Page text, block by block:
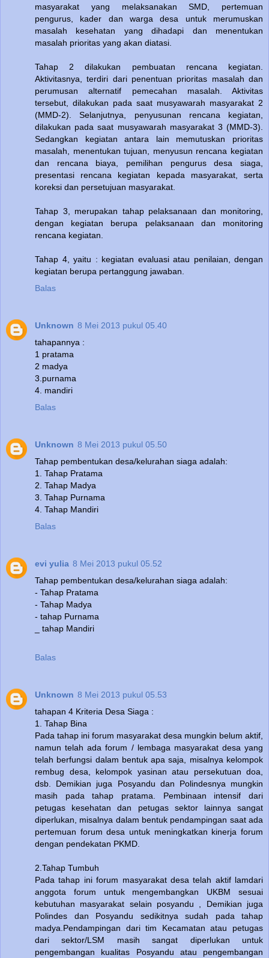
masyarakat yang melaksanakan SMD, pertemuan
pengurus, kader dan warga desa untuk merumuskan
masalah kesehatan yang dihadapi dan menentukan
masalah prioritas yang akan diatasi.
Tahap 2 dilakukan pembuatan rencana kegiatan.
Aktivitasnya, terdiri dari penentuan prioritas masalah dan
perumusan alternatif pemecahan masalah. Aktivitas
tersebut, dilakukan pada saat musyawarah masyarakat 2
(MMD-2). Selanjutnya, penyusunan rencana kegiatan,
dilakukan pada saat musyawarah masyarakat 3 (MMD-3).
Sedangkan kegiatan antara lain memutuskan prioritas
masalah, menentukan tujuan, menyusun rencana kegiatan
dan rencana biaya, pemilihan pengurus desa siaga,
presentasi rencana kegiatan kepada masyarakat, serta
koreksi dan persetujuan masyarakat.
Tahap 3, merupakan tahap pelaksanaan dan monitoring,
dengan kegiatan berupa pelaksanaan dan monitoring
rencana kegiatan.
Tahap 4, yaitu : kegiatan evaluasi atau penilaian, dengan
kegiatan berupa pertanggung jawaban.
Balas
Unknown 8 Mei 2013 pukul 05.40
tahapannya :
1 pratama
2 madya
3.purnama
4. mandiri
Balas
Unknown 8 Mei 2013 pukul 05.50
Tahap pembentukan desa/kelurahan siaga adalah:
1. Tahap Pratama
2. Tahap Madya
3. Tahap Purnama
4. Tahap Mandiri
Balas
evi yulia 8 Mei 2013 pukul 05.52
Tahap pembentukan desa/kelurahan siaga adalah:
- Tahap Pratama
- Tahap Madya
- tahap Purnama
_ tahap Mandiri
Balas
Unknown 8 Mei 2013 pukul 05.53
tahapan 4 Kriteria Desa Siaga :
1. Tahap Bina
Pada tahap ini forum masyarakat desa mungkin belum aktif,
namun telah ada forum / lembaga masyarakat desa yang
telah berfungsi dalam bentuk apa saja, misalnya kelompok
rembug desa, kelompok yasinan atau persekutuan doa,
dsb. Demikian juga Posyandu dan Polindesnya mungkin
masih pada tahap pratama. Pembinaan intensif dari
petugas kesehatan dan petugas sektor lainnya sangat
diperlukan, misalnya dalam bentuk pendampingan saat ada
pertemuan forum desa untuk meningkatkan kinerja forum
dengan pendekatan PKMD.
2.Tahap Tumbuh
Pada tahap ini forum masyarakat desa telah aktif lamdari
anggota forum untuk mengembangkan UKBM sesuai
kebutuhan masyarakat selain posyandu , Demikian juga
Polindes dan Posyandu sedikitnya sudah pada tahap
madya.Pendampingan dari tim Kecamatan atau petugas
dari sektor/LSM masih sangat diperlukan untuk
pengembangan kualitas Posyandu atau pengembangan